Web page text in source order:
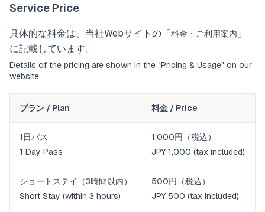
Service Price
具体的な料金は、当社Webサイトの「料金・ご利用案内 」
に記載しています。
Details of the pricing are shown in the "Pricing & Usage" on our
website.
プラン / Plan 料金 / Price
1日パス
1 Day Pass
1,000円（税込）
JPY 1,000 (tax included)
ショートステイ（3時間以内）
Short Stay (within 3 hours)
500円（税込）
JPY 500 (tax included)